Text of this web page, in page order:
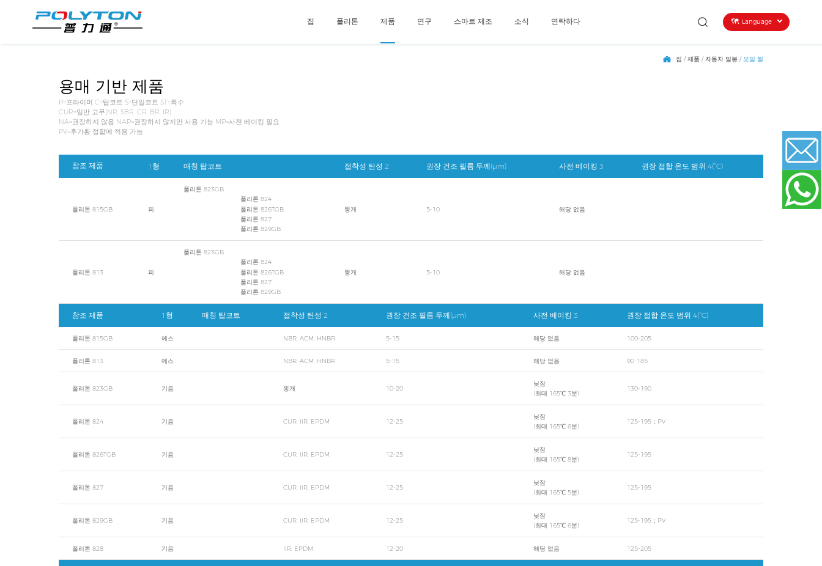
집 폴리톤 제품 연구 스마트 제조 소식 연락하다 Language
집 /제품 /자동차 밀봉 /오일 씰
용매 기반 제품
P=프라이머 C=탑코트 S=단일코트 ST=특수
CUR=일반 고무(NR, SBR, CR, BR, IR)
NA=권장하지 않음 NAP=권장하지 않지만 사용 가능 MP=사전 베이킹 필요
PV=후가황 접합에 적용 가능
참조 제품 1형 매칭 탑코트 접착성 탄성 2 권장 건조 필름 두께(μm) 사전 베이킹 3 권장 접합 온도 범위 4(°C)
폴리톤 815GB 피
폴리톤 823GB
폴리톤 824
폴리톤 826TGB
폴리톤 827
폴리톤 829GB
똥개 5-10 해당 없음
폴리톤 813 피
폴리톤 823GB
폴리톤 824
폴리톤 826TGB
폴리톤 827
폴리톤 829GB
똥개 5-10 해당 없음
참조 제품 1형 매칭 탑코트 접착성 탄성 2 권장 건조 필름 두께(μm) 사전 베이킹 3 권장 접합 온도 범위 4(°C)
폴리톤 815GB 에스 NBR, ACM, HNBR 5-15 해당 없음 100-205
폴리톤 813 에스 NBR, ACM, HNBR 5-15 해당 없음 90-185
폴리톤 823GB 기음 똥개 10-20
낮잠
(최대 165℃ 3분)
130-190
폴리톤 824 기음 CUR, IIR, EPDM 12-25
낮잠
(최대 165℃ 6분)
125-195；PV
폴리톤 826TGB 기음 CUR, IIR, EPDM 12-25
낮잠
(최대 165℃ 8분)
125-195
폴리톤 827 기음 CUR, IIR, EPDM 12-25
낮잠
(최대 165℃ 5분)
125-195
폴리톤 829GB 기음 CUR, IIR, EPDM 12-25
낮잠
(최대 165℃ 6분)
125-195；PV
폴리톤 828 기음 IIR, EPDM 12-20 해당 없음 125-205
Email